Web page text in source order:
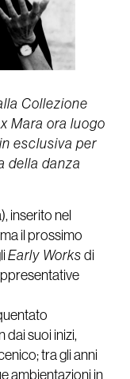
Collezione
Mara ora luogo
esclusiva per
della danza
inserito nel
il prossimo
Early Works di
dai suoi inizi,
tra gli anni
ambientazioni in